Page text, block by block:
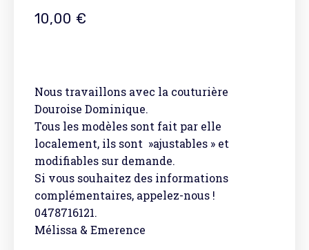
10,00 €
Nous travaillons avec la couturière
Douroise Dominique.
Tous les modèles sont fait par elle
localement, ils sont »ajustables » et
modifiables sur demande.
Si vous souhaitez des informations
complémentaires, appelez-nous !
0478716121.
Mélissa & Emerence